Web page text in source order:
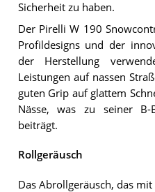
Sicherheit zu haben.
Der Pirelli W 190
Profildesigns und der
der Herstellung
Leistungen auf nassen
guten Grip auf glattem
Nässe, was zu seiner B-
beiträgt.
Rollgeräusch
Das Abrollgeräusch, das